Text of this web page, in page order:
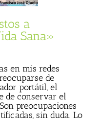
a
Sana»
en mis redes
de
portátil, el
de conservar el
preocupaciones
sin duda. Lo